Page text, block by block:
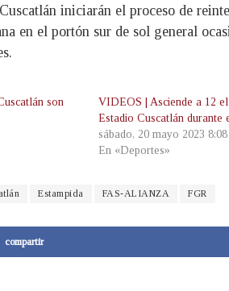
iniciarán el proceso de
en el portón sur de sol general
son
VIDEOS | Asciende a 12
Estadio Cuscatlán durante
sábado, 20 mayo 2023
En «Deportes»
Estampida FAS-ALIANZA FGR
compartir